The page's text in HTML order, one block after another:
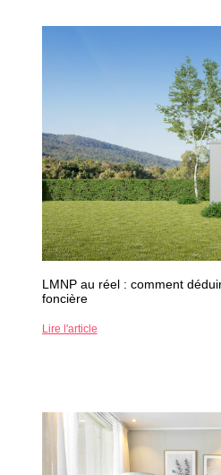
LMNP au réel : comment
foncière
Lire l'article